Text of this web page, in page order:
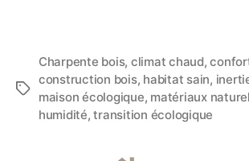
Charpente bois, climat chaud,
construction bois, habitat sain,
maison écologique, matériaux
humidité,transition écologique